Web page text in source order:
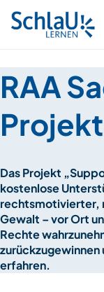
RAA
Das Projekt
kostenlose
rechtsmotivierter,
Gewalt – vor Ort
Rechte
erfahren.